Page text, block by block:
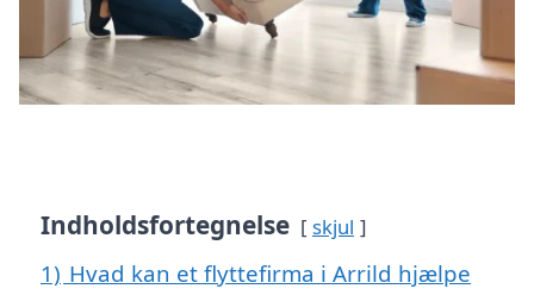
Indholdsfortegnelse skjul
1) Hvad kan et flyttefirma i Arrild hjælpe